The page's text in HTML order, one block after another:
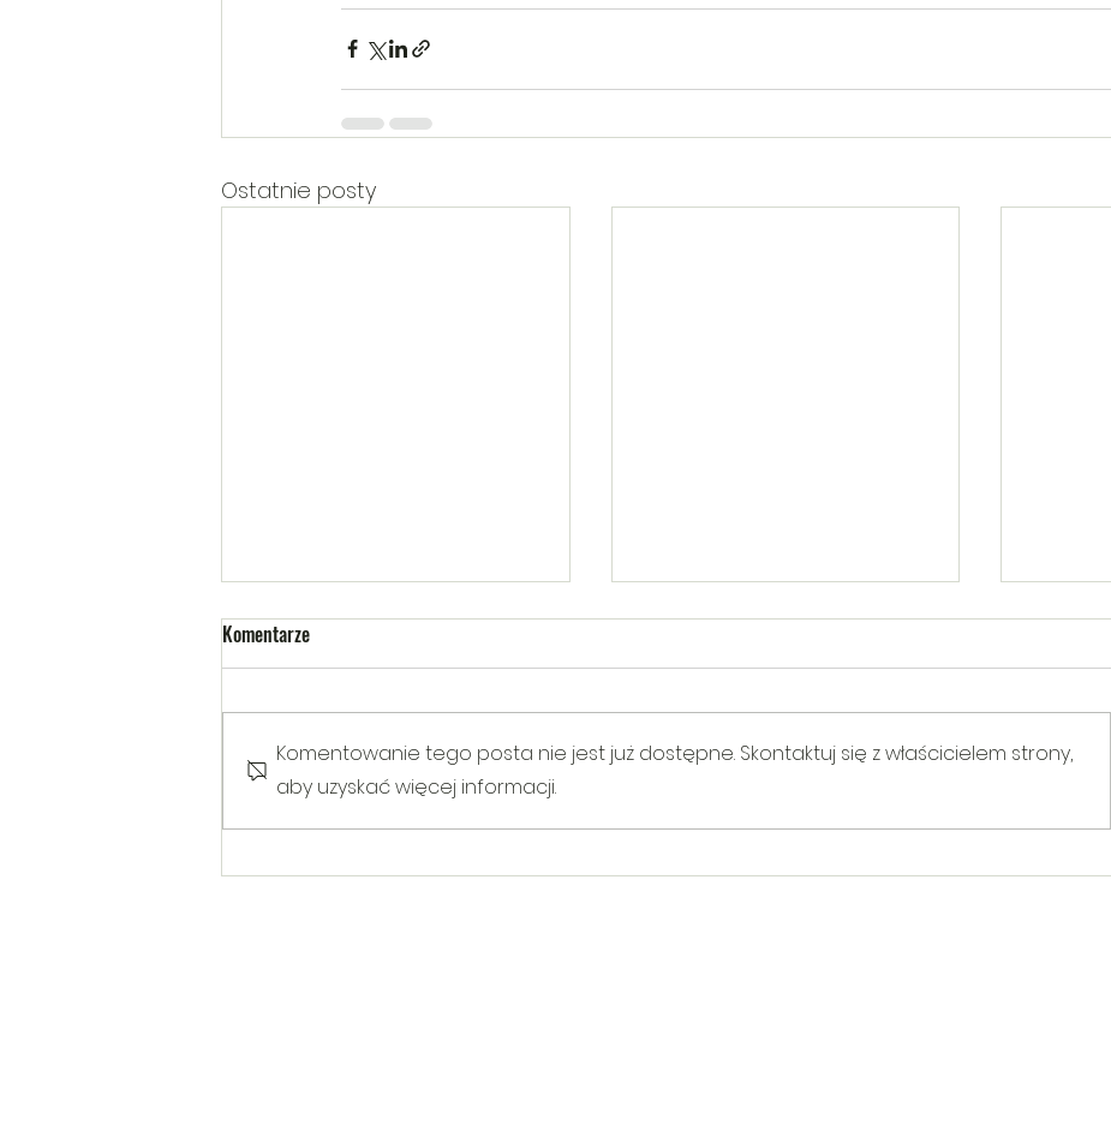
Ostatnie posty
Warsztaty poruszające temat
V Gminny Turniej Szachowy o
Egzamin
Komentarze
Komentowanie tego posta nie jest już dostępne. Skontaktuj się z właścicielem strony,
aby uzyskać więcej informacji.